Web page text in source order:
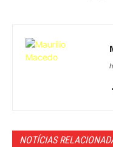
NOTÍCIAS